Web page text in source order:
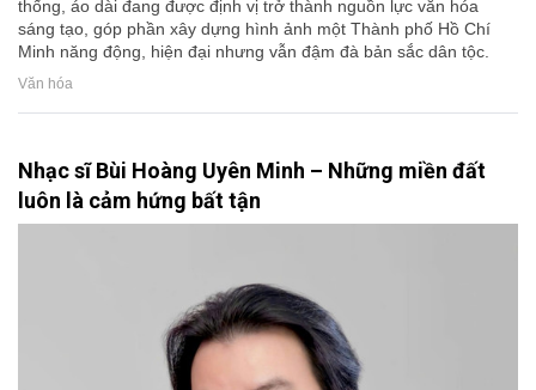
thống, áo dài đang được định vị trở thành nguồn lực văn hóa
sáng tạo, góp phần xây dựng hình ảnh một Thành phố Hồ Chí
Minh năng động, hiện đại nhưng vẫn đậm đà bản sắc dân tộc.
Văn hóa
Nhạc sĩ Bùi Hoàng Uyên Minh – Những miền đất
luôn là cảm hứng bất tận